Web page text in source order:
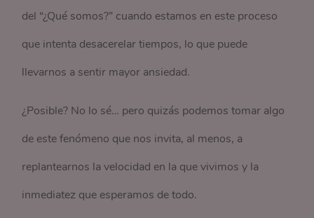
del “¿Qué somos?” cuando estamos en este proceso
que intenta desacerelar tiempos, lo que puede
llevarnos a sentir mayor ansiedad.
¿Posible? No lo sé… pero quizás podemos tomar algo
de este fenómeno que nos invita, al menos, a
replantearnos la velocidad en la que vivimos y la
inmediatez que esperamos de todo.